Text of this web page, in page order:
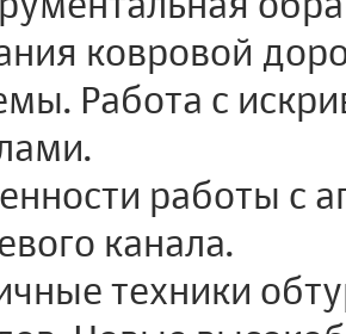
ковровой
Работа с
работы с
канала.
техники